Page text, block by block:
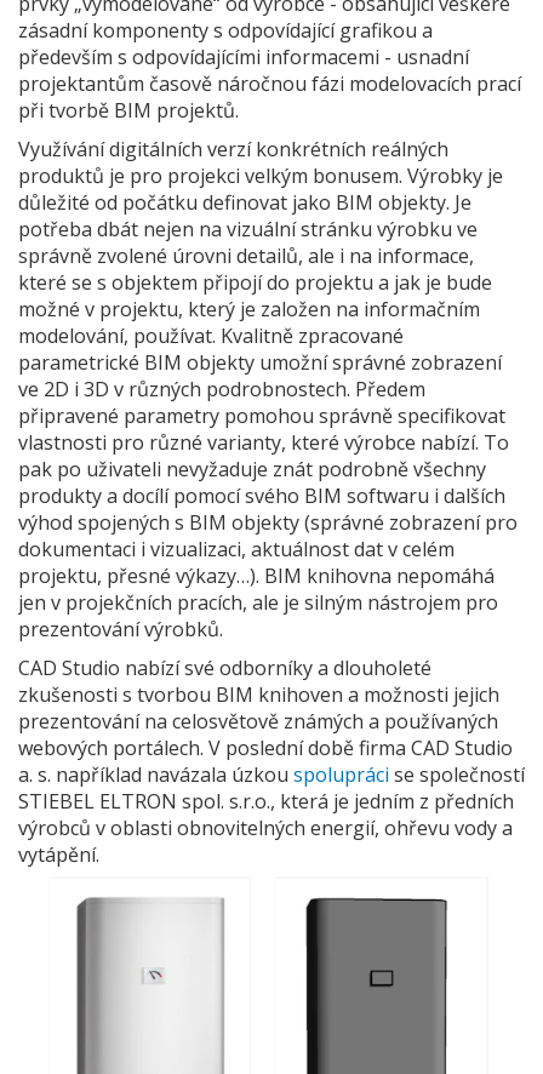
zásadní komponenty s odpovídající grafikou a
především s odpovídajícími informacemi - usnadní
projektantům časově náročnou fázi modelovacích prací
při tvorbě BIM projektů.
Využívání digitálních verzí konkrétních reálných
produktů je pro projekci velkým bonusem. Výrobky je
důležité od počátku definovat jako BIM objekty. Je
potřeba dbát nejen na vizuální stránku výrobku ve
správně zvolené úrovni detailů, ale i na informace,
které se s objektem připojí do projektu a jak je bude
možné v projektu, který je založen na informačním
modelování, používat. Kvalitně zpracované
parametrické BIM objekty umožní správné zobrazení
ve 2D i 3D v různých podrobnostech. Předem
připravené parametry pomohou správně specifikovat
vlastnosti pro různé varianty, které výrobce nabízí. To
pak po uživateli nevyžaduje znát podrobně všechny
produkty a docílí pomocí svého BIM softwaru i dalších
výhod spojených s BIM objekty (správné zobrazení pro
dokumentaci i vizualizaci, aktuálnost dat v celém
projektu, přesné výkazy…). BIM knihovna nepomáhá
jen v projekčních pracích, ale je silným nástrojem pro
prezentování výrobků.
CAD Studio nabízí své odborníky a dlouholeté
zkušenosti s tvorbou BIM knihoven a možnosti jejich
prezentování na celosvětově známých a používaných
webových portálech. V poslední době firma CAD Studio
a. s. například navázala úzkou spoluprácise společností
STIEBEL ELTRON spol. s.r.o., která je jedním z předních
výrobců v oblasti obnovitelných energií, ohřevu vody a
vytápění.